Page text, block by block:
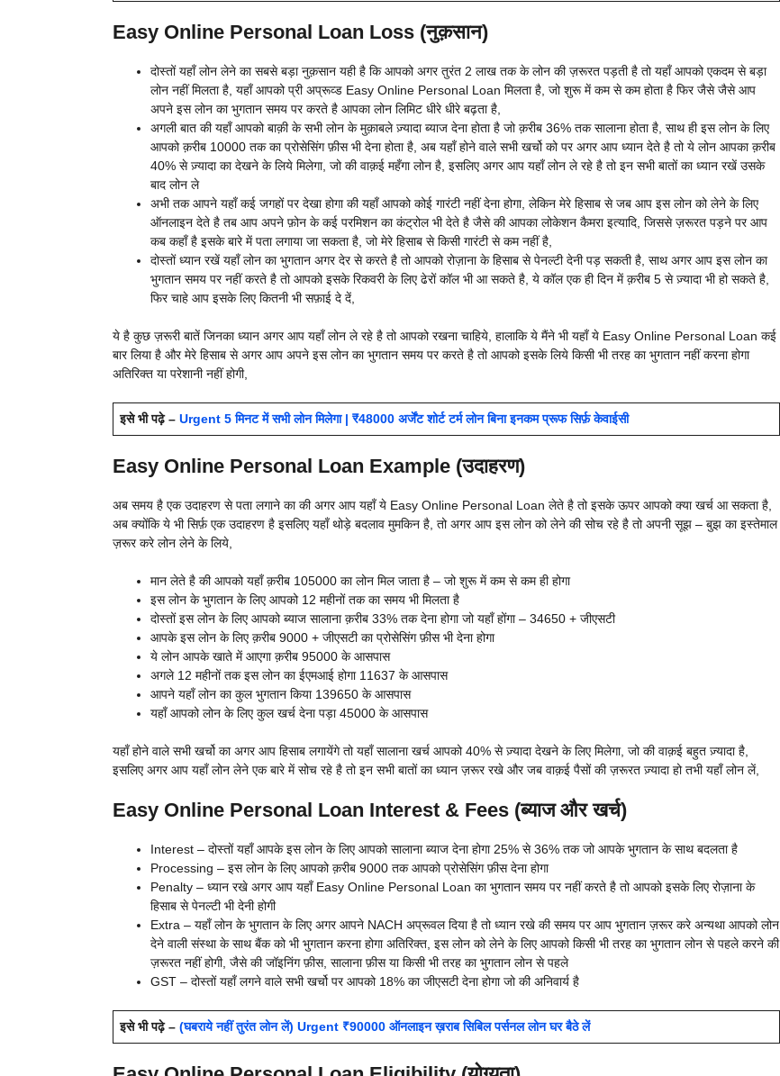
Easy Online Personal Loan Loss (नुक़सान)
दोस्तों यहाँ लोन लेने का सबसे बड़ा नुक़सान यही है कि आपको अगर तुरंत 2 लाख तक के लोन की ज़रूरत पड़ती है तो यहाँ आपको एकदम से बड़ा
लोन नहीं मिलता है, यहाँ आपको प्री अप्रूव्ड Easy Online Personal Loan मिलता है, जो शुरू में कम से कम होता है फिर जैसे जैसे आप
अपने इस लोन का भुगतान समय पर करते है आपका लोन लिमिट धीरे धीरे बढ़ता है,
अगली बात की यहाँ आपको बाक़ी के सभी लोन के मुक़ाबले ज़्यादा ब्याज देना होता है जो क़रीब 36% तक सालाना होता है, साथ ही इस लोन के लिए
आपको क़रीब 10000 तक का प्रोसेसिंग फ़ीस भी देना होता है, अब यहाँ होने वाले सभी खर्चो को पर अगर आप ध्यान देते है तो ये लोन आपका क़रीब
40% से ज़्यादा का देखने के लिये मिलेगा, जो की वाक़ई महँगा लोन है, इसलिए अगर आप यहाँ लोन ले रहे है तो इन सभी बातों का ध्यान रखें उसके
बाद लोन ले
अभी तक आपने यहाँ कई जगहों पर देखा होगा की यहाँ आपको कोई गारंटी नहीं देना होगा, लेकिन मेरे हिसाब से जब आप इस लोन को लेने के लिए
ऑनलाइन देते है तब आप अपने फ़ोन के कई परमिशन का कंट्रोल भी देते है जैसे की आपका लोकेशन कैमरा इत्यादि, जिससे ज़रूरत पड़ने पर आप
कब कहाँ है इसके बारे में पता लगाया जा सकता है, जो मेरे हिसाब से किसी गारंटी से कम नहीं है,
दोस्तों ध्यान रखें यहाँ लोन का भुगतान अगर देर से करते है तो आपको रोज़ाना के हिसाब से पेनल्टी देनी पड़ सकती है, साथ अगर आप इस लोन का
भुगतान समय पर नहीं करते है तो आपको इसके रिकवरी के लिए ढेरों कॉल भी आ सकते है, ये कॉल एक ही दिन में क़रीब 5 से ज़्यादा भी हो सकते है,
फिर चाहे आप इसके लिए कितनी भी सफ़ाई दे दें,
ये है कुछ ज़रूरी बातें जिनका ध्यान अगर आप यहाँ लोन ले रहे है तो आपको रखना चाहिये, हालाकि ये मैंने भी यहाँ ये Easy Online Personal Loan कई
बार लिया है और मेरे हिसाब से अगर आप अपने इस लोन का भुगतान समय पर करते है तो आपको इसके लिये किसी भी तरह का भुगतान नहीं करना होगा
अतिरिक्त या परेशानी नहीं होगी,
इसे भी पढ़े – Urgent 5 मिनट में सभी लोन मिलेगा | ₹48000 अर्जेंट शोर्ट टर्म लोन बिना इनकम प्रूफ सिर्फ़ केवाईसी
Easy Online Personal Loan Example (उदाहरण)
अब समय है एक उदाहरण से पता लगाने का की अगर आप यहाँ ये Easy Online Personal Loan लेते है तो इसके ऊपर आपको क्या खर्च आ सकता है,
अब क्योंकि ये भी सिर्फ़ एक उदाहरण है इसलिए यहाँ थोड़े बदलाव मुमकिन है, तो अगर आप इस लोन को लेने की सोच रहे है तो अपनी सूझ – बुझ का इस्तेमाल
ज़रूर करे लोन लेने के लिये,
मान लेते है की आपको यहाँ क़रीब 105000 का लोन मिल जाता है – जो शुरू में कम से कम ही होगा
इस लोन के भुगतान के लिए आपको 12 महीनों तक का समय भी मिलता है
दोस्तों इस लोन के लिए आपको ब्याज सालाना क़रीब 33% तक देना होगा जो यहाँ होंगा – 34650 + जीएसटी
आपके इस लोन के लिए क़रीब 9000 + जीएसटी का प्रोसेसिंग फ़ीस भी देना होगा
ये लोन आपके खाते में आएगा क़रीब 95000 के आसपास
अगले 12 महीनों तक इस लोन का ईएमआई होगा 11637 के आसपास
आपने यहाँ लोन का कुल भुगतान किया 139650 के आसपास
यहाँ आपको लोन के लिए कुल खर्च देना पड़ा 45000 के आसपास
यहाँ होने वाले सभी खर्चो का अगर आप हिसाब लगायेंगे तो यहाँ सालाना खर्च आपको 40% से ज़्यादा देखने के लिए मिलेगा, जो की वाक़ई बहुत ज़्यादा है,
इसलिए अगर आप यहाँ लोन लेने एक बारे में सोच रहे है तो इन सभी बातों का ध्यान ज़रूर रखे और जब वाक़ई पैसों की ज़रूरत ज़्यादा हो तभी यहाँ लोन लें,
Easy Online Personal Loan Interest & Fees (ब्याज और खर्च)
Interest – दोस्तों यहाँ आपके इस लोन के लिए आपको सालाना ब्याज देना होगा 25% से 36% तक जो आपके भुगतान के साथ बदलता है
Processing – इस लोन के लिए आपको क़रीब 9000 तक आपको प्रोसेसिंग फ़ीस देना होगा
Penalty – ध्यान रखे अगर आप यहाँ Easy Online Personal Loan का भुगतान समय पर नहीं करते है तो आपको इसके लिए रोज़ाना के
हिसाब से पेनल्टी भी देनी होगी
Extra – यहाँ लोन के भुगतान के लिए अगर आपने NACH अप्रूवल दिया है तो ध्यान रखे की समय पर आप भुगतान ज़रूर करे अन्यथा आपको लोन
देने वाली संस्था के साथ बैंक को भी भुगतान करना होगा अतिरिक्त, इस लोन को लेने के लिए आपको किसी भी तरह का भुगतान लोन से पहले करने की
ज़रूरत नहीं होगी, जैसे की जॉइनिंग फ़ीस, सालाना फ़ीस या किसी भी तरह का भुगतान लोन से पहले
GST – दोस्तों यहाँ लगने वाले सभी खर्चो पर आपको 18% का जीएसटी देना होगा जो की अनिवार्य है
इसे भी पढ़े – (घबराये नहीं तुरंत लोन लें) Urgent ₹90000 ऑनलाइन ख़राब सिबिल पर्सनल लोन घर बैठे लें